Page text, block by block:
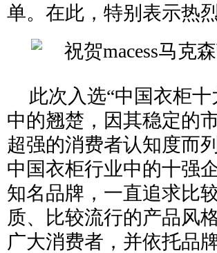
单。在此，特别表示热
此次入选“中国衣柜
中的翘楚，因其稳定的
超强的消费者认知度而
中国衣柜行业中的十强
知名品牌，一直追求比
质、比较流行的产品风
广大消费者，并依托品